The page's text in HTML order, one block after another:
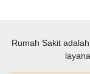
Rumah Sakit